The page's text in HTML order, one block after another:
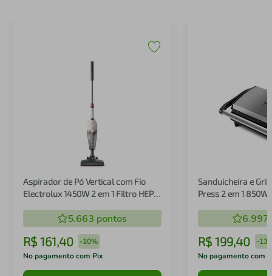
Aspirador de Pó Vertical com Fio
Electrolux 1450W 2 em 1 Filtro HEPA
5.663 pontos
R$ 161,40 -10%
No pagamento com Pix
Sanduicheira e
Press 2 em 1 850W
6.997
R$ 199,40 -
No pagamento com